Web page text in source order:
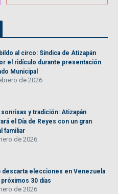
al circo: Síndica de Atizapán
el ridículo durante presentación
Municipal
de 2026
sonrisas y tradición: Atizapán
el Día de Reyes con un gran
familiar
de 2026
descarta elecciones en Venezuela
30 días
de 2026